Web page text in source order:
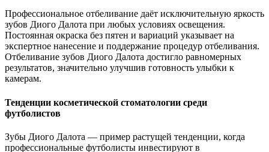
Профессиональное отбеливание даёт исключительную яркость
зубов Диого Далота при любых условиях освещения.
Постоянная окраска без пятен и вариаций указывает на
экспертное нанесение и поддержание процедур отбеливания.
Отбеливание зубов Диого Далота достигло равномерных
результатов, значительно улучшив готовность улыбки к
камерам.
Тенденции косметической стоматологии среди
футболистов
Зубы Диого Далота — пример растущей тенденции, когда
профессиональные футболисты инвестируют в